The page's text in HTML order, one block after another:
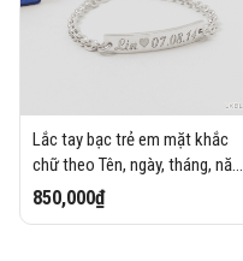
Lắc tay bạc trẻ em mặt khắc
chữ theo Tên, ngày, tháng, năm
- Baby Label
850,000₫